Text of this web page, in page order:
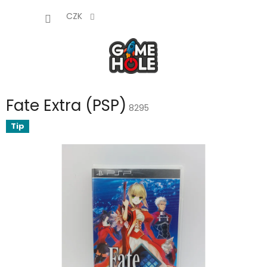
CZK
Fate Extra (PSP) 8295
Tip